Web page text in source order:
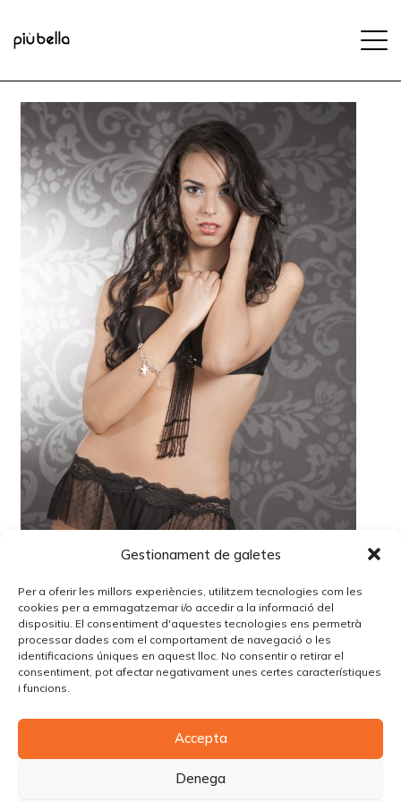
Gestionament de galetes
Per a oferir les millors experiències, utilitzem tecnologies com les
cookies per a emmagatzemar i/o accedir a la informació del
dispositiu. El consentiment d'aquestes tecnologies ens permetrà
processar dades com el comportament de navegació o les
identificacions úniques en aquest lloc. No consentir o retirar el
consentiment, pot afectar negativament unes certes característiques
i funcions.
Accepta
Denega
Lo siento, debes estarconectadopara publicar un
comentario.
© Copyright Piùbella Models Agency
Designed ByCreative Corner Agency
Política de cookies